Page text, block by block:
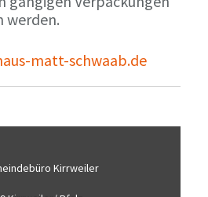
werden.
matt-schwaab.de
Kirrweiler